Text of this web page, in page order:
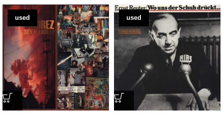
used used